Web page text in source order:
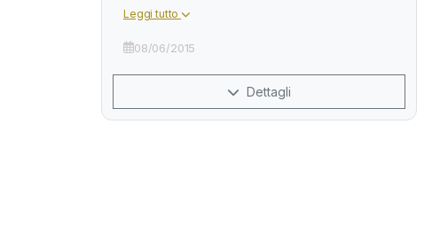
Leggi tutto
08/06/2015
Dettagli